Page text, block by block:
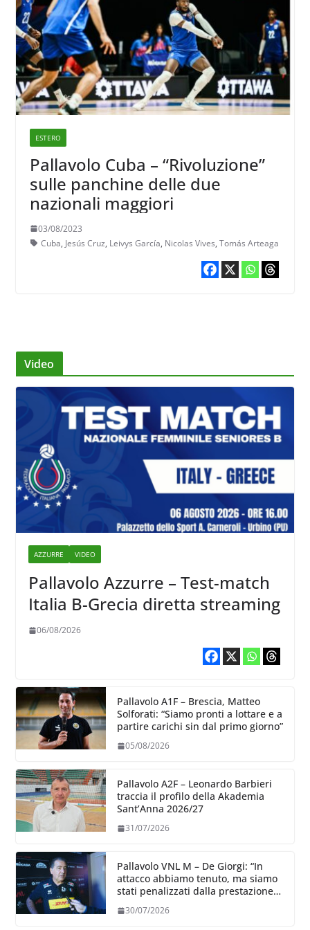
ESTERO
Pallavolo Cuba – “Rivoluzione”
sulle panchine delle due
nazionali maggiori
03/08/2023
Cuba, Jesús Cruz, Leivys García, Nicolas Vives, Tomás Arteaga
Video
AZZURRE VIDEO
Pallavolo Azzurre – Test-match
Italia B-Grecia diretta streaming
06/08/2026
Pallavolo A1F – Brescia, Matteo
Solforati: “Siamo pronti a lottare e a
partire carichi sin dal primo giorno”
05/08/2026
Pallavolo A2F – Leonardo Barbieri
traccia il profilo della Akademia
Sant’Anna 2026/27
31/07/2026
Pallavolo VNL M – De Giorgi: “In
attacco abbiamo tenuto, ma siamo
stati penalizzati dalla prestazione
30/07/2026